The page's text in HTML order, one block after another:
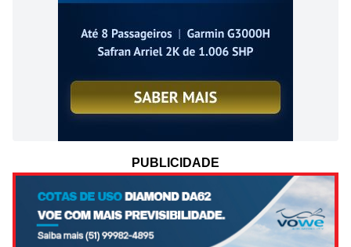
PUBLICIDADE